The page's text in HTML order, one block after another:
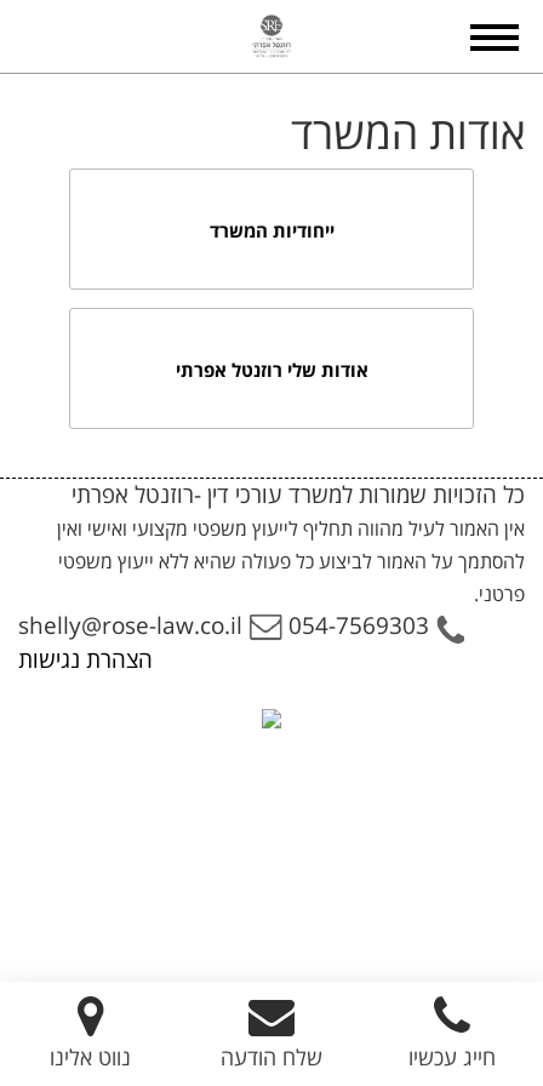
נווט אלינו שלח הודעה חייג עכשיו
אודות המשרד
ייחודיות המשרד
אודות שלי רוזנטל אפרתי
כל הזכויות שמורות למשרד עורכי דין -רוזנטל אפרתי
אין האמור לעיל מהווה תחליף לייעוץ משפטי מקצועי ואישי ואין
להסתמך על האמור לביצוע כל פעולה שהיא ללא ייעוץ משפטי
פרטני.
054-7569303
הצהרת נגישות